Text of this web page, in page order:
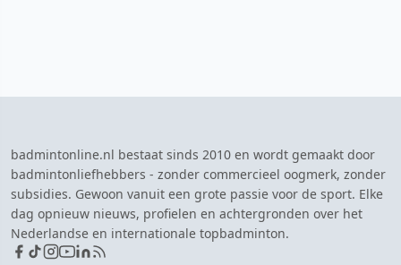
badmintonline.nl bestaat sinds 2010 en wordt gemaakt door
badmintonliefhebbers - zonder commercieel oogmerk, zonder
subsidies. Gewoon vanuit een grote passie voor de sport. Elke
dag opnieuw nieuws, profielen en achtergronden over het
Nederlandse en internationale topbadminton.